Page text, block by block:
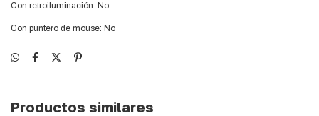
Con retroiluminación: No
Con puntero de mouse: No
Productos similares